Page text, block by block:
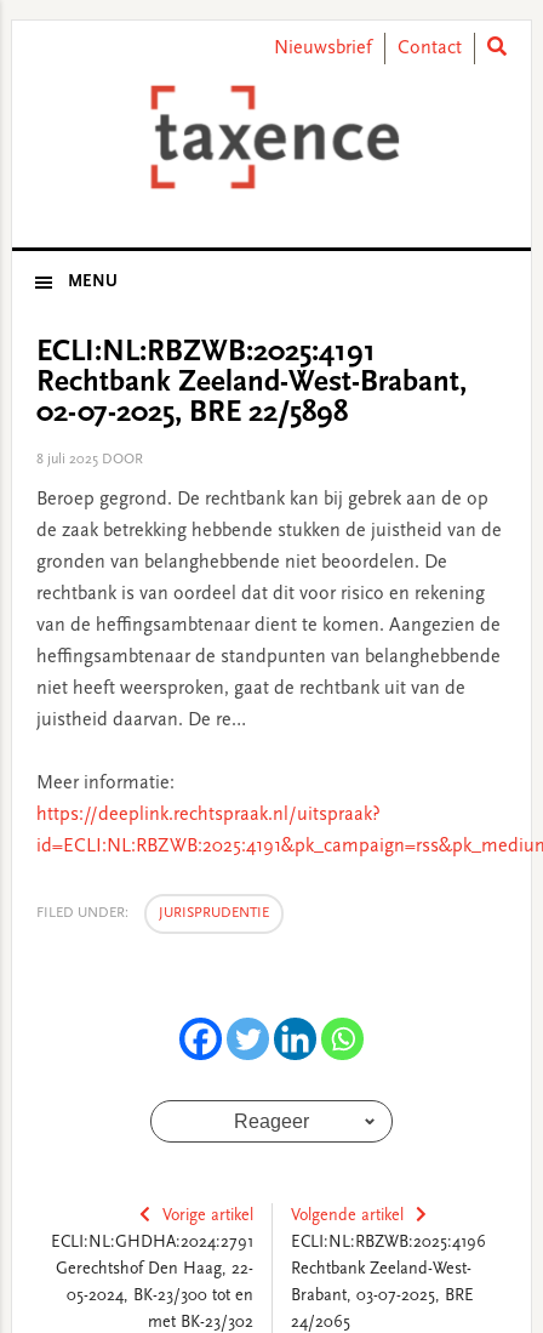
Nieuwsbrief Contact
MENU
ECLI:NL:RBZWB:2025:4191
Rechtbank Zeeland-West-Brabant,
02-07-2025, BRE 22/5898
8 juli 2025DOOR
Beroep gegrond. De rechtbank kan bij gebrek aan de op
de zaak betrekking hebbende stukken de juistheid van de
gronden van belanghebbende niet beoordelen. De
rechtbank is van oordeel dat dit voor risico en rekening
van de heffingsambtenaar dient te komen. Aangezien de
heffingsambtenaar de standpunten van belanghebbende
niet heeft weersproken, gaat de rechtbank uit van de
juistheid daarvan. De re…
Meer informatie:
https://deeplink.rechtspraak.nl/uitspraak?
FILED UNDER: JURISPRUDENTIE
Reageer
Vorige artikel
ECLI:NL:GHDHA:2024:2791
Gerechtshof Den Haag, 22-
05-2024, BK-23/300 tot en
met BK-23/302
Volgende artikel
ECLI:NL:RBZWB:2025:4196
Rechtbank Zeeland-West-
Brabant, 03-07-2025, BRE
24/2065